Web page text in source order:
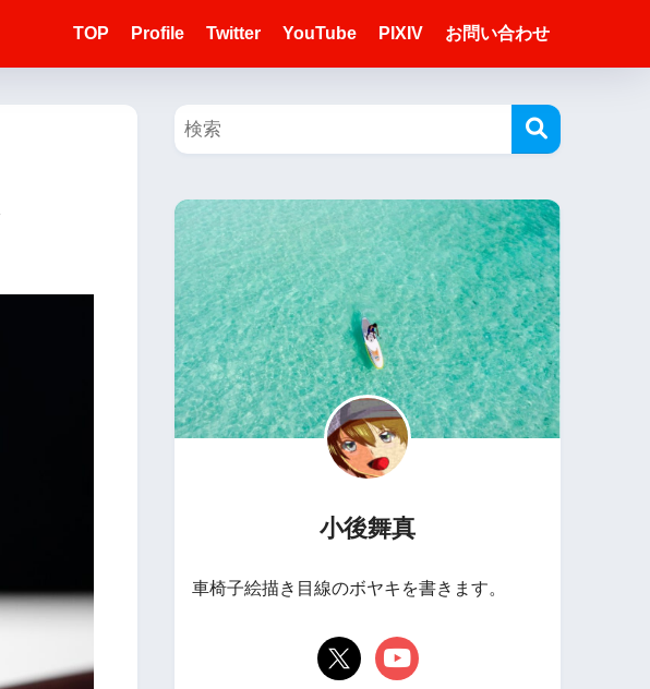
TOP Profile Twitter YouTube PIXIV お問い合わせ
小後舞真
車椅子絵描き目線のボヤキを書きます。